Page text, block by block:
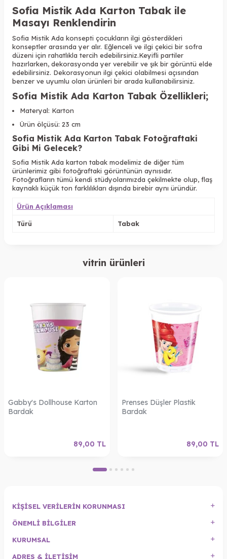
Sofia Mistik Ada Karton Tabak ile
Masayı Renklendirin
Sofia Mistik Ada konsepti çocukların ilgi gösterdikleri
konseptler arasında yer alır. Eğlenceli ve ilgi çekici bir sofra
düzeni için rahatlıkla tercih edebilirsiniz.Keyifli partiler
hazırlarken, dekorasyonda yer verebilir ve şık bir görüntü elde
edebilirsiniz. Dekorasyonun ilgi çekici olabilmesi açısından
benzer ve uyumlu olan ürünleri bir arada kullanabilirsiniz.
Sofia Mistik Ada Karton Tabak Özellikleri;
Materyal: Karton
Ürün ölçüsü: 23 cm
Sofia Mistik Ada Karton Tabak Fotoğraftaki
Gibi Mi Gelecek?
Sofia Mistik Ada karton tabak modelimiz de diğer tüm
ürünlerimiz gibi fotoğraftaki görüntünün aynısıdır.
Fotoğrafların tümü kendi stüdyolarımızda çekilmekte olup, flaş
kaynaklı küçük ton farklılıkları dışında birebir aynı üründür.
Ürün Açıklaması
Türü Tabak
vitrin ürünleri
Gabby's Dollhouse Karton
Bardak
89,00 TL
Prenses Düşler Plastik
Bardak
89,00 TL
KIŞISEL VERILERIN KORUNMASI
ÖNEMLI BILGILER
KURUMSAL
ADRES & İLETIŞIM